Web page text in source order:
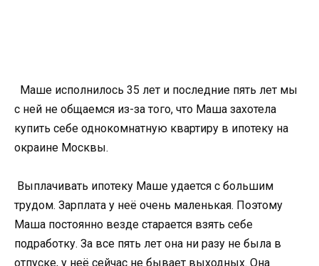
Маше исполнилось 35 лет и последние пять лет мы
с ней не общаемся из-за того, что Маша захотела
купить себе однокомнатную квартиру в ипотеку на
окраине Москвы.
Выплачивать ипотеку Маше удается с большим
трудом. Зарплата у неё очень маленькая. Поэтому
Маша постоянно везде старается взять себе
подработку. За все пять лет она ни разу не была в
отпуске, у неё сейчас не бывает выходных. Она